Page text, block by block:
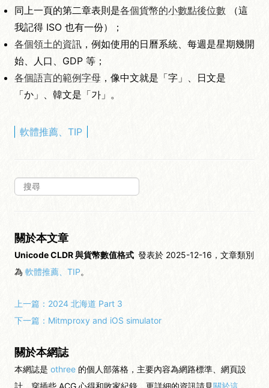
同上一頁的第二章表則是各個貨幣的小數點後位數 （這
我記得 ISO 也有一份）；
各個領土的資訊 ，例如使用的日曆系統、每週是星期幾開
始、人口、GDP 等；
各個語言的範例字母 ，像中文就是「字」、日文是
「か」、韓文是「가」。
軟體推薦、TIP
關於本文章
Unicode CLDR 與貨幣數值格式 發表於 2025-12-16，文章類別
為 軟體推薦、TIP。
上一篇： 2024 北海道 Part 3
下一篇： Mitmproxy and iOS simulator
關於本網誌
本網誌是 othree 的個人部落格，主要內容為網路標準、網頁設